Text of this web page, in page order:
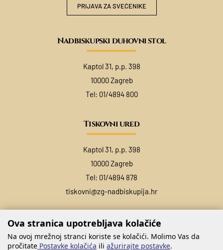
PRIJAVA ZA SVEĆENIKE
Nadbiskupski duhovni stol
Kaptol 31, p.p. 398
10000 Zagreb
Tel: 01/4894 800
Tiskovni ured
Kaptol 31, p.p. 398
10000 Zagreb
Tel: 01/4894 878
tiskovni@zg-nadbiskupija.hr
Ova stranica upotrebljava kolačiće
Na ovoj mrežnoj stranci koriste se kolačići. Molimo Vas da
pročitate Postavke kolačića ili ažurirajte postavke.